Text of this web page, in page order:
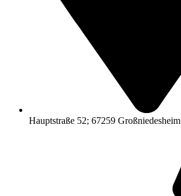
Hauptstraße 52; 67259 Großniedesheim